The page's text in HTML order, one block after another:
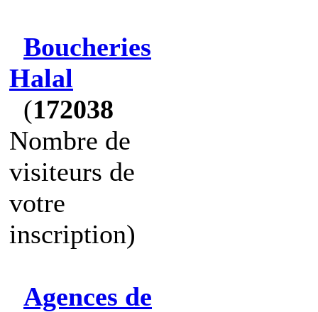
Boucheries
Halal
(172038
Nombre de
visiteurs de
votre
inscription)
Agences de